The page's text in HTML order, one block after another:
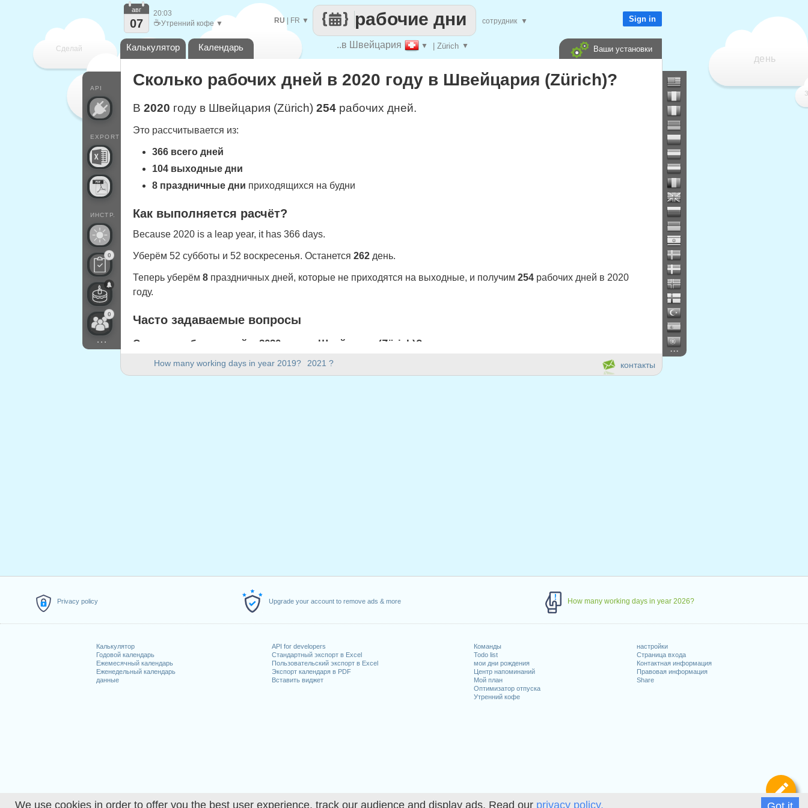
We use cookies in order to offer you the best user experience, track our audience and display ads. Read our privacy policy.
Privacy policy Upgrade your account to remove ads & more How many working days in year 2026?
Калькулятор
Годовой календарь
Ежемесячный календарь
Еженедельный календарь
данные
API for developers
Стандартный экспорт в Excel
Пользовательский экспорт в Excel
Экспорт календаря в PDF
Вставить виджет
Команды
Todo list
мои дни рождения
Центр напоминаний
Мой план
Оптимизатор отпуска
Утренний кофе
настройки
Страница входа
Контактная информация
Правовая информация
Share
Сделай
каждый
день
..в Швейцария ▼ | Zürich ▼
рабочие дни
RU| FR ▼ сотрудник ▼
API
EXPORT
ИНСТР.
0
0
...
авг
07
20:03
☕Утренний кофе ▼ Sign in
Калькулятор Календарь Ваши установки
How many working days in year 2019? 2021 ?
...
контакты
Сколько рабочих дней в 2020 году в Швейцария (Zürich)?
В 2020 году в Швейцария (Zürich) 254 рабочих дней.
Это рассчитывается из:
366 всего дней
104 выходные дни
8 праздничные дни приходящихся на будни
Как выполняется расчёт?
Because 2020 is a leap year, it has 366 days.
Уберём 52 субботы и 52 воскресенья. Останется 262 день.
Теперь уберём 8 праздничных дней, которые не приходятся на выходные, и получим 254 рабочих дней в 2020
году.
Часто задаваемые вопросы
Сколько рабочих дней в 2020 году в Швейцария (Zürich)?
В 2020 году в Швейцария (Zürich) 254 рабочих дней.
4.Lundi de Pâques: понедельник, 13 апрель, 2020
: пятница, 1 май, 2020
: четверг, 21 май, 2020
: понедельник, 1 июнь, 2020
8.Noël: пятница, 25 декабрь, 2020
Праздничные дни, приходящиеся на выходные
1. Fête nationale suisse : суббота, 1 август, 2020
2. Saint Étienne : суббота, 26 декабрь, 2020